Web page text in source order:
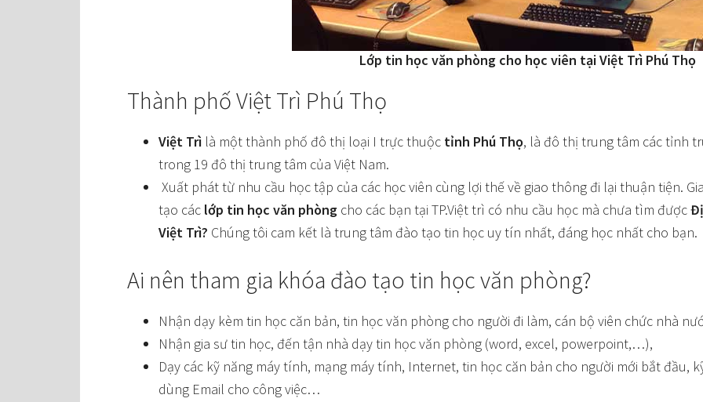
Lớp tin học văn phòng cho học viên tại Việt Trì Phú Thọ
Thành phố Việt Trì Phú Thọ
Việt Trì là một thành phố đô thị loại I trực thuộc tỉnh Phú Thọ, là đô thị trung tâm các tỉnh
trong 19 đô thị trung tâm của Việt Nam.
Xuất phát từ nhu cầu học tập của các học viên cùng lợi thế về giao thông đi lại thuận tiện.
tạo các lớp tin học văn phòng cho các bạn tại TP.Việt trì có nhu cầu học mà chưa tìm được
Việt Trì? Chúng tôi cam kết là trung tâm đào tạo tin học uy tín nhất, đáng học nhất cho bạn.
Ai nên tham gia khóa đào tạo tin học văn phòng?
Nhận dạy kèm tin học căn bản, tin học văn phòng cho người đi làm, cán bộ viên chức nhà
Nhận gia sư tin học, đến tận nhà dạy tin học văn phòng (word, excel, powerpoint,…),
Dạy các kỹ năng máy tính, mạng máy tính, Internet, tin học căn bản cho người mới bắt đầu,
dùng Email cho công việc…